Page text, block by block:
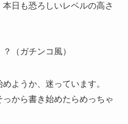
日も恐ろしいレベルの高さ
（ガチンコ風）
ようか、迷っています。
から書き始めたらめっちゃ